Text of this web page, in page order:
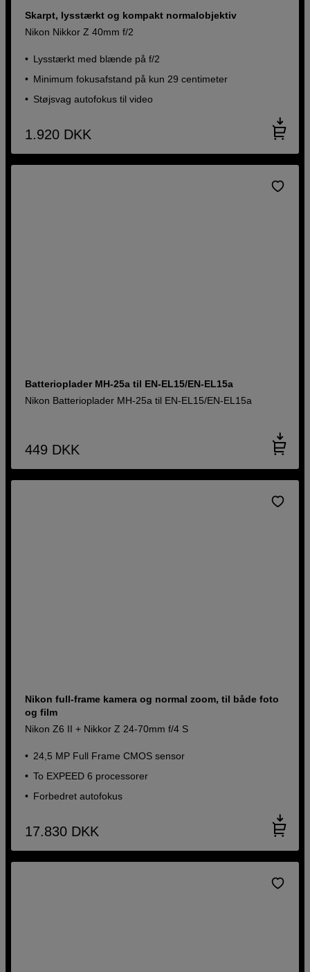
Skarpt, lysstærkt og kompakt normalobjektiv
Nikon Nikkor Z 40mm f/2
Lysstærkt med blænde på f/2
Minimum fokusafstand på kun 29 centimeter
Støjsvag autofokus til video
1.920 DKK
Batterioplader MH-25a til EN-EL15/EN-EL15a
Nikon Batterioplader MH-25a til EN-EL15/EN-EL15a
449 DKK
Nikon full-frame kamera og normal zoom, til både foto
og film
Nikon Z6 II + Nikkor Z 24-70mm f/4 S
24,5 MP Full Frame CMOS sensor
To EXPEED 6 processorer
Forbedret autofokus
17.830 DKK